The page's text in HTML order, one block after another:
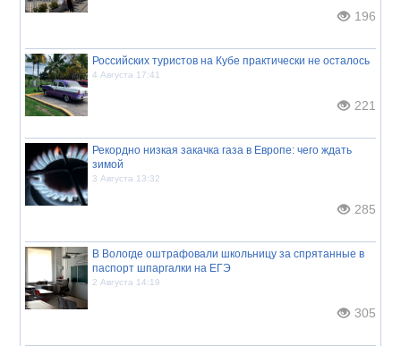
196
Российских туристов на Кубе практически не осталось
4 Августа 17:41
221
Рекордно низкая закачка газа в Европе: чего ждать
зимой
3 Августа 13:32
285
В Вологде оштрафовали школьницу за спрятанные в
паспорт шпаргалки на ЕГЭ
2 Августа 14:19
305